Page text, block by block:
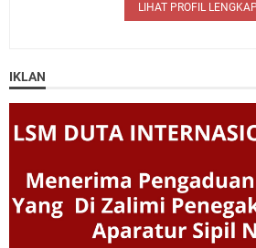
LIHAT PROFIL
IKLAN